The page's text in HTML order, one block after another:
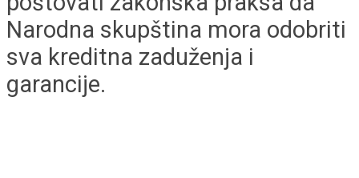
Narodna skupština mora odobriti
sva kreditna zaduženja i
garancije.